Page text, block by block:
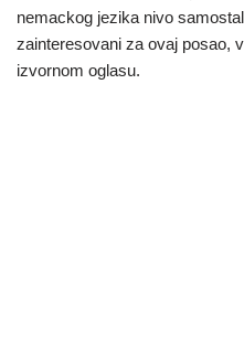
nemackog jezika nivo
zainteresovani za ovaj posao,
izvornom oglasu.